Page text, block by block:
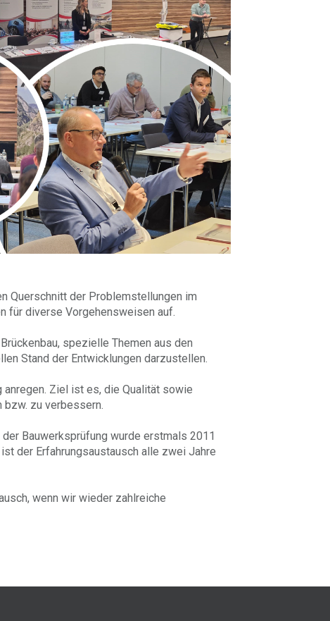
Querschnitt der Problemstellungen im
für diverse Vorgehensweisen auf.
spezielle Themen aus den
Stand der Entwicklungen darzustellen.
Ziel ist es, die Qualität sowie
zu verbessern.
Bauwerksprüfung wurde erstmals 2011
der Erfahrungsaustausch alle zwei Jahre
wenn wir wieder zahlreiche